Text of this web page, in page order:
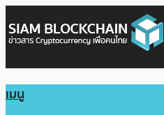
เมนู